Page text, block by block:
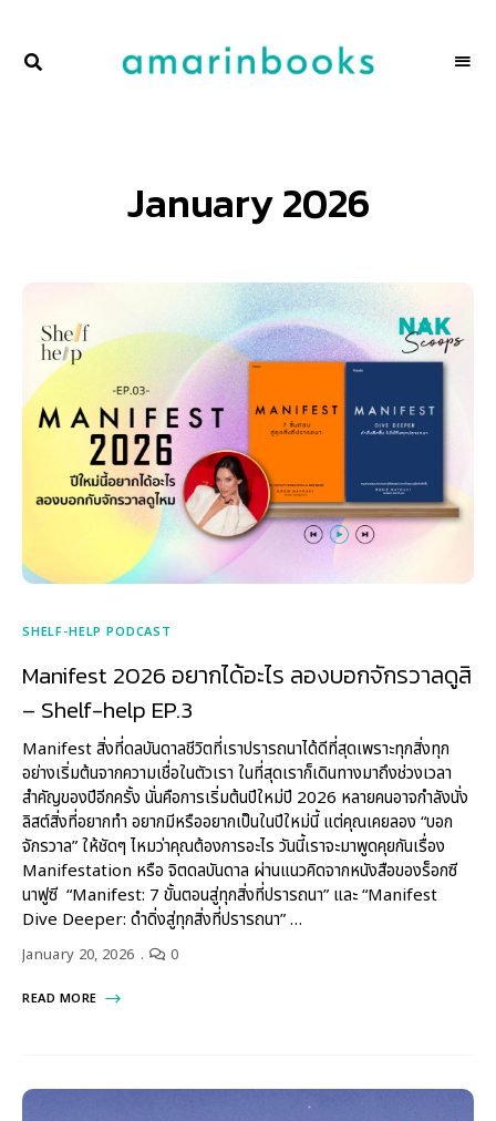
amarinbooks
January 2026
SHELF-HELP PODCAST
Manifest 2026 อยากได้อะไร ลองบอกจักรวาลดูสิ
– Shelf-help EP.3
Manifest สิ่งที่ดลบันดาลชีวิตที่เราปรารถนาได้ดีที่สุดเพราะทุกสิ่งทุก
อย่างเริ่มต้นจากความเชื่อในตัวเรา ในที่สุดเราก็เดินทางมาถึงช่วงเวลา
สำคัญของปีอีกครั้ง นั่นคือการเริ่มต้นปีใหม่ปี 2026 หลายคนอาจกำลังนั่ง
ลิสต์สิ่งที่อยากทำ อยากมีหรืออยากเป็นในปีใหม่นี้ แต่คุณเคยลอง “บอก
จักรวาล” ให้ชัดๆ ไหมว่าคุณต้องการอะไร วันนี้เราจะมาพูดคุยกันเรื่อง
Manifestation หรือ จิตดลบันดาล ผ่านแนวคิดจากหนังสือของร็อกซี
นาฟูซี “Manifest: 7 ขั้นตอนสู่ทุกสิ่งที่ปรารถนา” และ “Manifest
Dive Deeper: ดำดิ่งสู่ทุกสิ่งที่ปรารถนา” …
January 20, 2026 0
READ MORE